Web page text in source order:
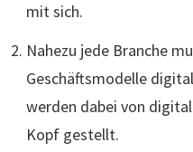
mit sich.
Nahezu jede Branche
Geschäftsmodelle
werden dabei von
Kopf gestellt.